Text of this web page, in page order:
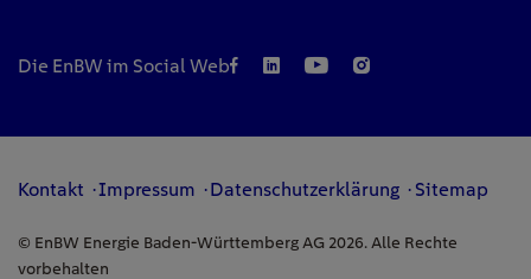
Die EnBW im Social Web
Kontakt Impressum Datenschutzerklärung Sitemap
© EnBW Energie Baden-Württemberg AG 2026. Alle Rechte
vorbehalten